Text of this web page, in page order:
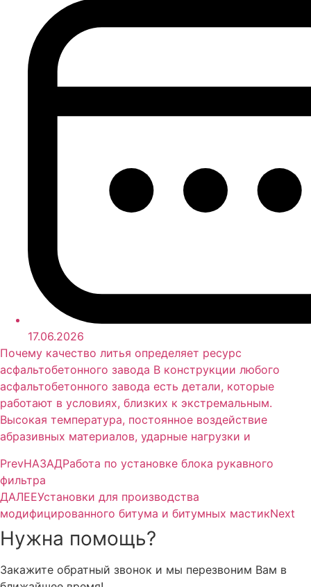
17.06.2026
Почему качество литья определяет ресурс
асфальтобетонного завода В конструкции любого
асфальтобетонного завода есть детали, которые
работают в условиях, близких к экстремальным.
Высокая температура, постоянное воздействие
абразивных материалов, ударные нагрузки и
PrevНАЗАДРабота по установке блока рукавного
фильтра
ДАЛЕЕУстановки для производства
модифицированного битума и битумных мастикNext
Нужна помощь?
Закажите обратный звонок и мы перезвоним Вам в